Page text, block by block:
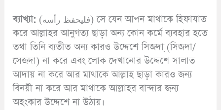
ব্যাখ্যা: (فليحفظ رأسه) সে যেন আপন মাথাকে হিফাযাত
করে আল্লাহর আনুগত্য ছাড়া অন্য কোন কর্মে ব্যবহার হতে
তথা তিনি ব্যতীত অন্য কারও উদ্দেশে সিজদা্ (সিজদা/
সেজদা) না করে এবং লোক দেখানোর উদ্দেশে সালাত
আদায় না করে আর মাথাকে আল্লাহ ছাড়া কারও জন্য
বিনয়ী না করে আর মাথাকে আল্লাহর বান্দার জন্য
অহংকার উদ্দেশে না উঠায়।